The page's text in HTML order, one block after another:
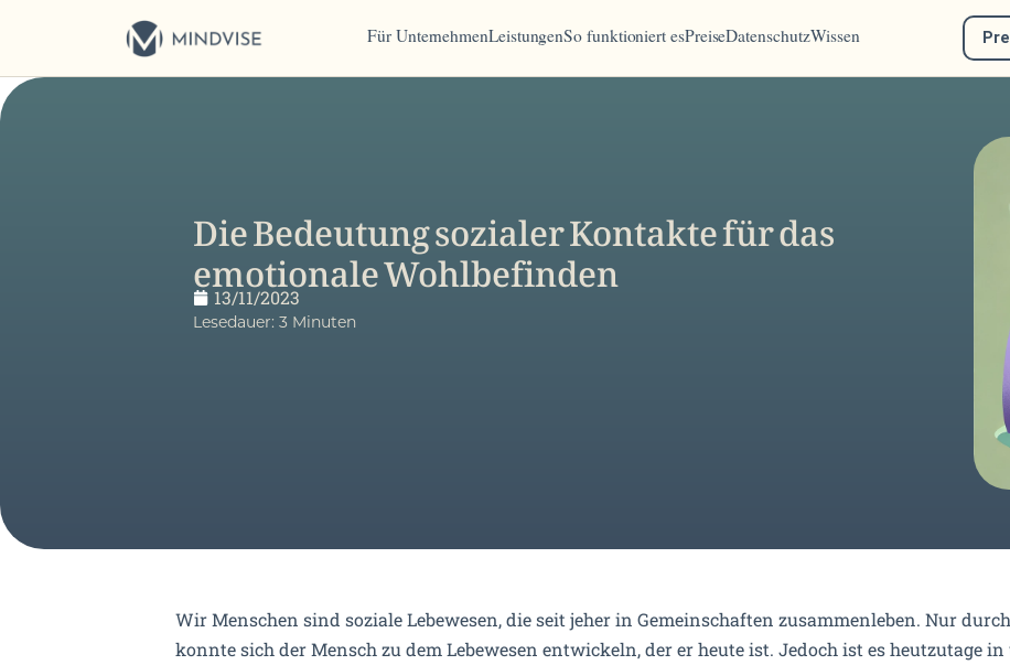
Für UnternehmenLeistungenSo funktioniert esPreiseDatenschutzWissen
Die Bedeutung sozialer Kontakte für das
emotionale Wohlbefinden
13/11/2023
Lesedauer: 3 Minuten
Wir Menschen sind soziale Lebewesen, die seit jeher in Gemeinschaften zusammenleben. Nur
konnte sich der Mensch zu dem Lebewesen entwickeln, der er heute ist. Jedoch ist es heutzutage